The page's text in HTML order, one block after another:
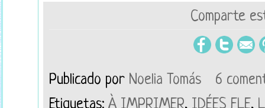
Comparte
Publicado por Noelia Tomás
6